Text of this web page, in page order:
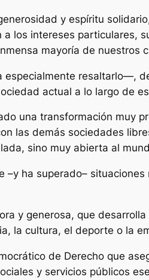
y espíritu
los intereses particulares,
mayoría de nuestros
resaltarlo—,
actual a lo largo de
una transformación muy
las demás sociedades
sino muy abierta al
–y ha superado–
y generosa, que
la cultura, el deporte o la
de Derecho que
y servicios públicos